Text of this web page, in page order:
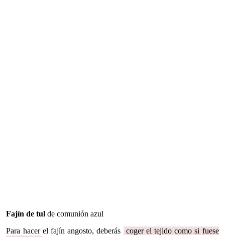
Fajín de tul de comunión azul
Para hacer el fajín angosto, deberás
coger el tejido como si fuese